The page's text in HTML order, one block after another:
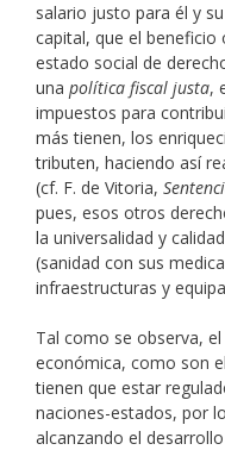
salario justo para él y
capital, que el beneficio
estado social de
una política fiscal justa,
impuestos para
más tienen, los
tributen, haciendo así
(cf. F. de Vitoria,
pues, esos otros
la universalidad y
(sanidad con sus
infraestructuras y
Tal como se observa,
económica, como son
tienen que estar
naciones-estados, por
alcanzando el